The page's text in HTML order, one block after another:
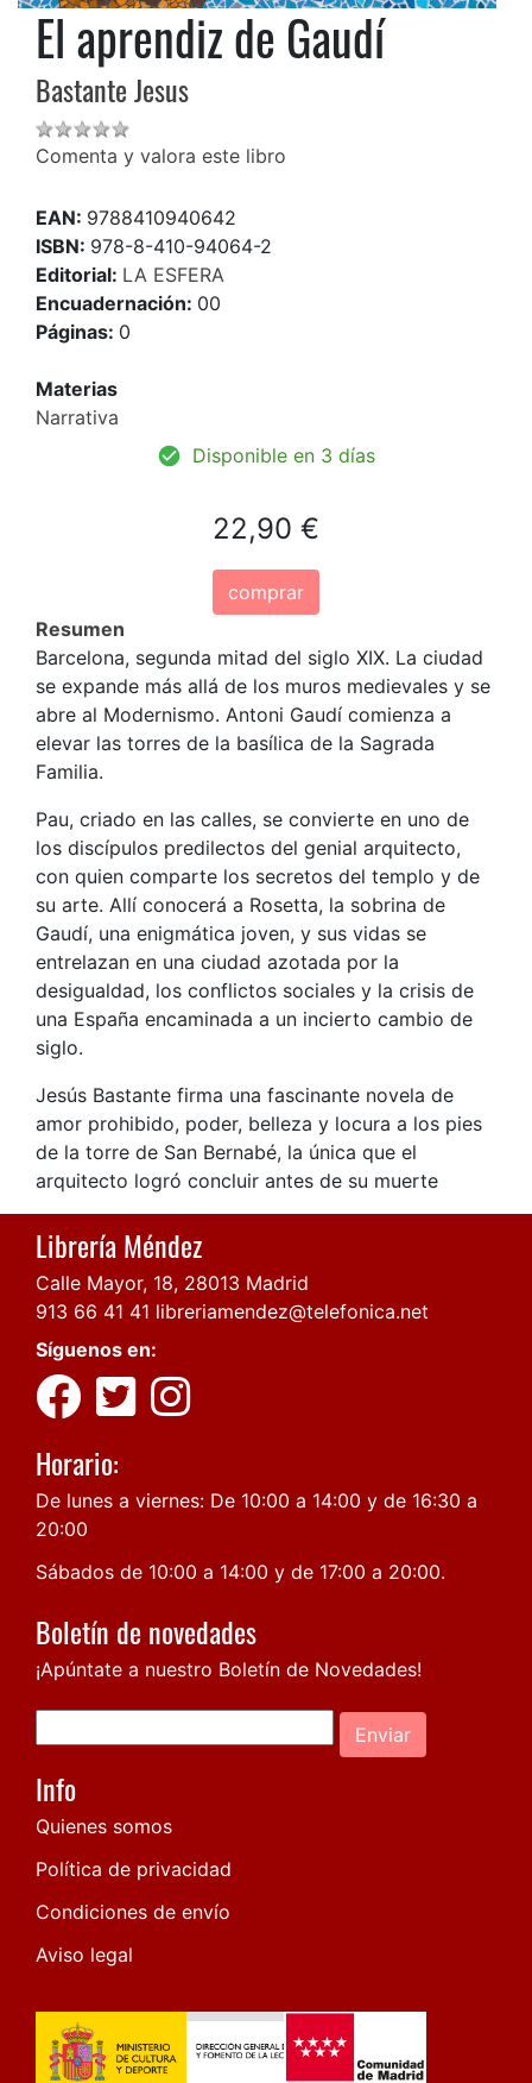
El aprendiz de Gaudí
Bastante Jesus
Comenta y valora este libro
EAN: 9788410940642
ISBN: 978-8-410-94064-2
Editorial: LA ESFERA
Encuadernación: 00
Páginas: 0
Materias
Narrativa
Disponible en 3 días
22,90 €
comprar
Resumen
Barcelona, segunda mitad del siglo XIX. La ciudad
se expande más allá de los muros medievales y se
abre al Modernismo. Antoni Gaudí comienza a
elevar las torres de la basílica de la Sagrada
Familia.
Pau, criado en las calles, se convierte en uno de
los discípulos predilectos del genial arquitecto,
con quien comparte los secretos del templo y de
su arte. Allí conocerá a Rosetta, la sobrina de
Gaudí, una enigmática joven, y sus vidas se
entrelazan en una ciudad azotada por la
desigualdad, los conflictos sociales y la crisis de
una España encaminada a un incierto cambio de
siglo.
Jesús Bastante firma una fascinante novela de
amor prohibido, poder, belleza y locura a los pies
de la torre de San Bernabé, la única que el
arquitecto logró concluir antes de su muerte
Librería Méndez
Calle Mayor, 18, 28013 Madrid
913 66 41 41 libreriamendez@telefonica.net
Síguenos en:
Horario:
De lunes a viernes: De 10:00 a 14:00 y de 16:30 a
20:00
Sábados de 10:00 a 14:00 y de 17:00 a 20:00.
Boletín de novedades
¡Apúntate a nuestro Boletín de Novedades!
Enviar
Info
Quienes somos
Política de privacidad
Condiciones de envío
Aviso legal